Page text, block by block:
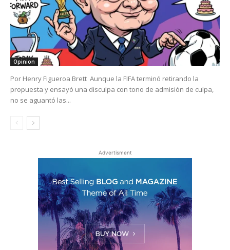
Opinion
Por Henry Figueroa Brett Aunque la FIFA terminó retirando la
propuesta y ensayó una disculpa con tono de admisión de culpa,
no se aguantó las...
Advertisment